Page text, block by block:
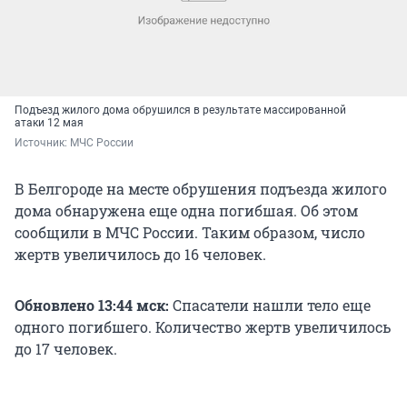
Подъезд жилого дома обрушился в результате массированной
атаки 12 мая
Источник: МЧС России
В Белгороде на месте обрушения подъезда жилого
дома обнаружена еще одна погибшая. Об этом
сообщили в МЧС России. Таким образом, число
жертв увеличилось до 16 человек.
Обновлено 13:44 мск: Спасатели нашли тело еще
одного погибшего. Количество жертв увеличилось
до 17 человек.